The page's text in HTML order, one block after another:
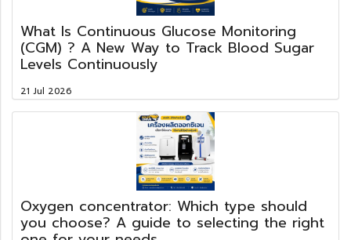
What Is Continuous Glucose Monitoring
(CGM) ? A New Way to Track Blood Sugar
Levels Continuously
21 Jul 2026
Oxygen concentrator: Which type should
you choose? A guide to selecting the right